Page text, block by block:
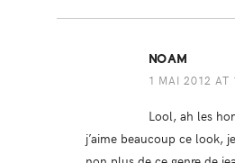
NOAM
1 MAI 2012 AT
Lool, ah les
j’aime beaucoup ce look,